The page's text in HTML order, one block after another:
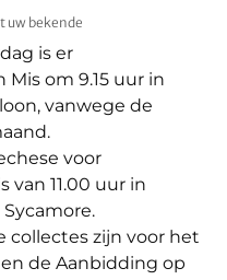
uw bekende
is er
om 9.15 uur in
vanwege de
voor
van 11.00 uur in
collectes zijn voor het
de Aanbidding op